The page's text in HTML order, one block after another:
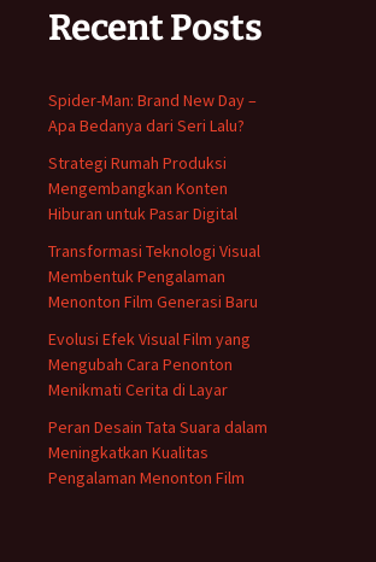
Recent Posts
Spider-Man: Brand New Day –
Apa Bedanya dari Seri Lalu?
Strategi Rumah Produksi
Mengembangkan Konten
Hiburan untuk Pasar Digital
Transformasi Teknologi Visual
Membentuk Pengalaman
Menonton Film Generasi Baru
Evolusi Efek Visual Film yang
Mengubah Cara Penonton
Menikmati Cerita di Layar
Peran Desain Tata Suara dalam
Meningkatkan Kualitas
Pengalaman Menonton Film